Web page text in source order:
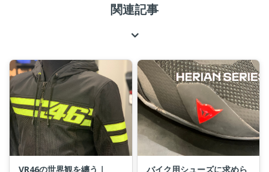
関連記事
VR46の世界観を纏う｜ バイク用シューズに求めら